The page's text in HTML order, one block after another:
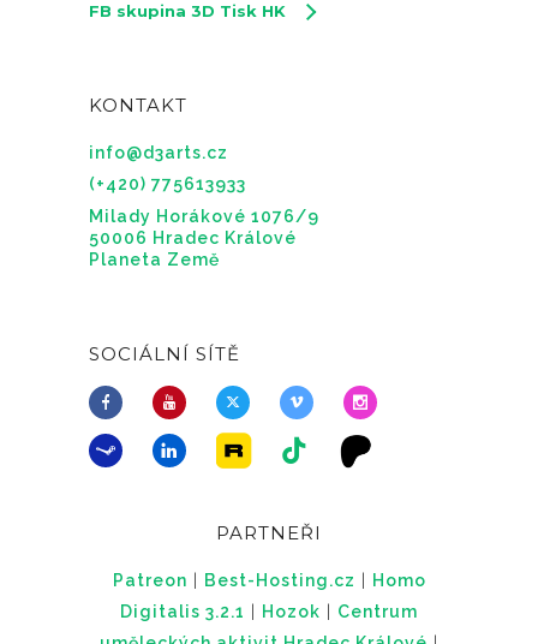
FB skupina 3D Tisk HK
KONTAKT
info@d3arts.cz
(+420) 775613933
Milady Horákové 1076/9
50006 Hradec Králové
Planeta Země
SOCIÁLNÍ SÍTĚ
PARTNEŘI
Patreon Best-Hosting.cz
Homo
Digitalis 3.2.1
Hozok
Centrum